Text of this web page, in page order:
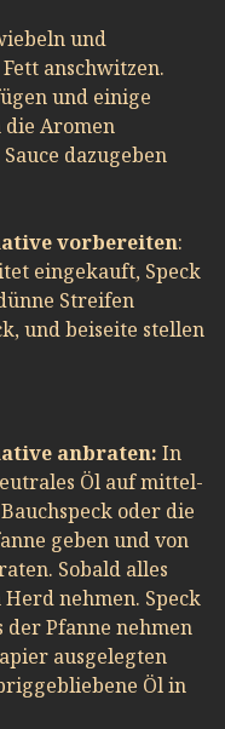
und
anschwitzen.
und einige
Aromen
dazugeben
vorbereiten:
eingekauft, Speck
Streifen
und beiseite stellen
anbraten: In
Öl auf mittel-
oder die
geben und von
Sobald alles
nehmen. Speck
Pfanne nehmen
ausgelegten
Öl in